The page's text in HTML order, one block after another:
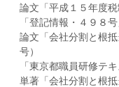
論文「平成１５年度
「登記情報・４９８
論文「会社分割と根
号）
「東京都職員研修テ
単著「会社分割と根